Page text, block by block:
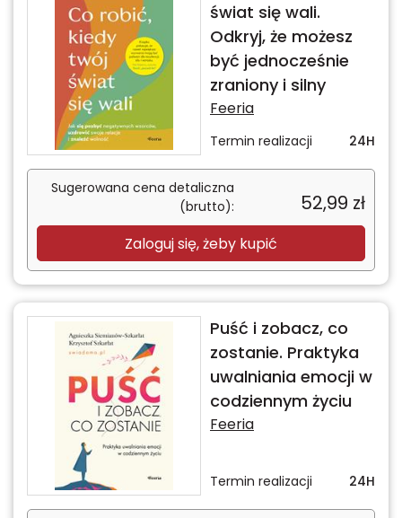
świat się wali.
Odkryj, że możesz
być jednocześnie
zraniony i silny
Feeria
Termin realizacji 24H
Sugerowana cena detaliczna
(brutto):
52,99 zł
Zaloguj się, żeby kupić
Puść i zobacz, co
zostanie. Praktyka
uwalniania emocji w
codziennym życiu
Feeria
Termin realizacji 24H